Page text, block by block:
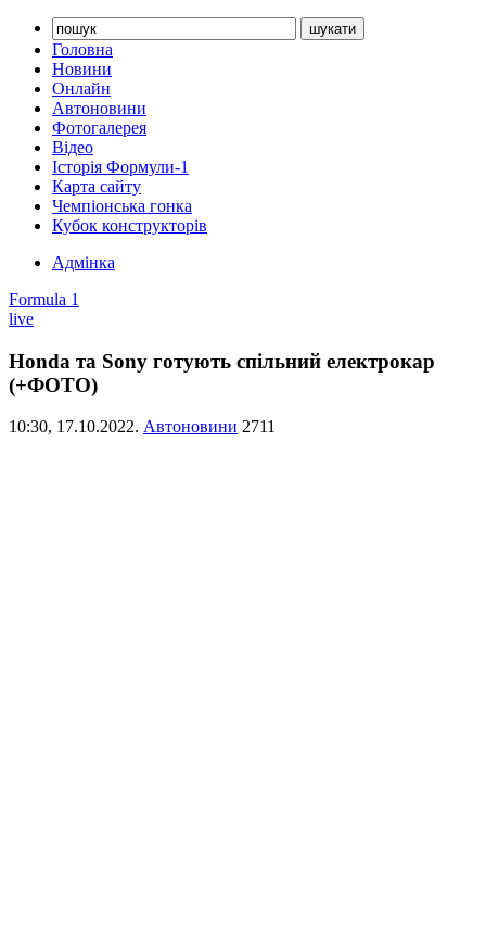
Головна
Новини
Онлайн
Автоновини
Фотогалерея
Відео
Історія Формули-1
Карта сайту
Чемпіонська гонка
Кубок конструкторів
Адмінка
Formula 1
live
Honda та Sony готують спільний електрокар
(+ФОТО)
10:30, 17.10.2022. Автоновини 2711